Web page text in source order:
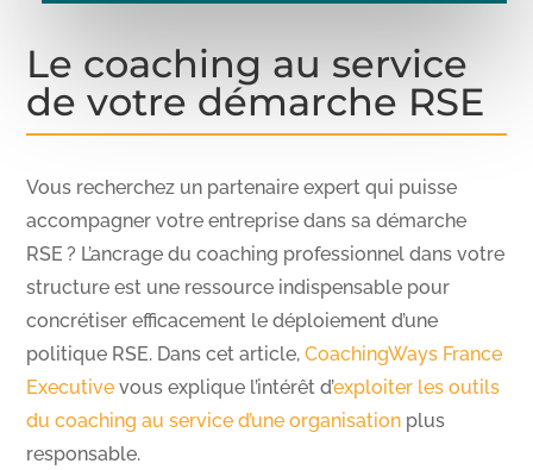
Le coaching au service
de votre démarche RSE
Vous recherchez un partenaire expert qui puisse
accompagner votre entreprise dans sa démarche
RSE ? L’ancrage du coaching professionnel dans votre
structure est une ressource indispensable pour
concrétiser efficacement le déploiement d’une
politique RSE. Dans cet article,CoachingWays France
Executive vous explique l’intérêt d’exploiter les outils
du coaching au service d’une organisation plus
responsable.